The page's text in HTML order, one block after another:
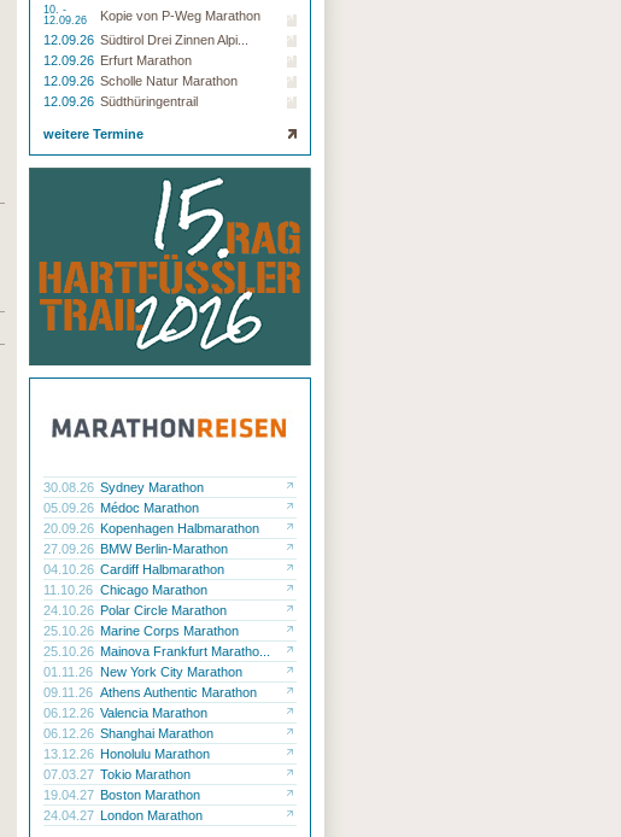
10. -
12.09.26
Kopie von P-Weg Marathon
12.09.26 Südtirol Drei Zinnen Alpi...
12.09.26 Erfurt Marathon
12.09.26 Scholle Natur Marathon
12.09.26 Südthüringentrail
weitere Termine
30.08.26 Sydney Marathon
05.09.26 Médoc Marathon
20.09.26 Kopenhagen Halbmarathon
27.09.26 BMW Berlin-Marathon
04.10.26 Cardiff Halbmarathon
11.10.26 Chicago Marathon
24.10.26 Polar Circle Marathon
25.10.26 Marine Corps Marathon
25.10.26 Mainova Frankfurt Maratho...
01.11.26 New York City Marathon
09.11.26 Athens Authentic Marathon
06.12.26 Valencia Marathon
06.12.26 Shanghai Marathon
13.12.26 Honolulu Marathon
07.03.27 Tokio Marathon
19.04.27 Boston Marathon
24.04.27 London Marathon